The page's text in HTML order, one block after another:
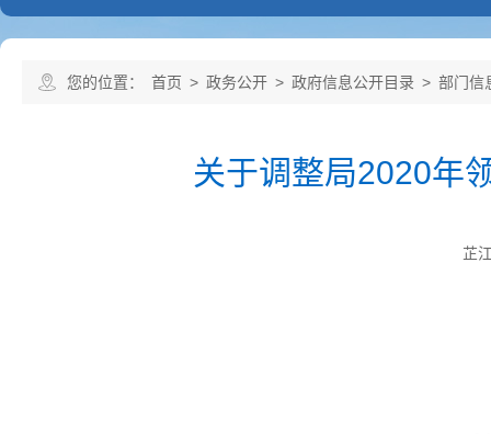
您的位置： 首页 > 政务公开 > 政府信息公开目录 > 部门信
关于调整局2020年
芷